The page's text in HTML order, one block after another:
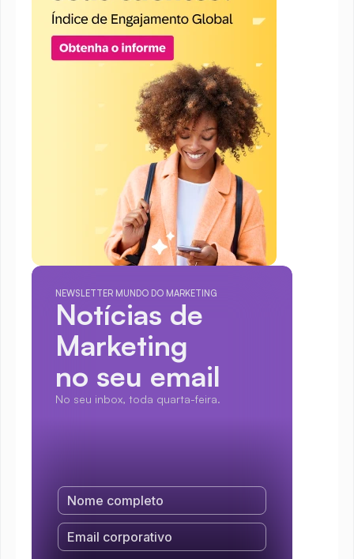
NEWSLETTER MUNDO DO MARKETING
Notícias de
Marketing
no seu email
No seu inbox, toda quarta-feira.